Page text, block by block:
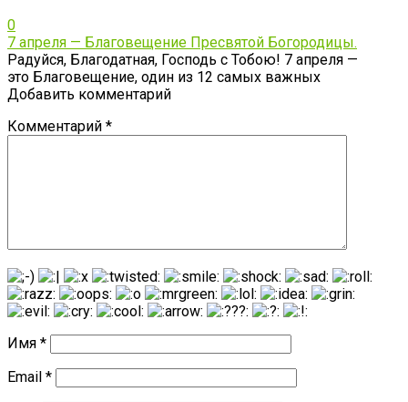
0
7 апреля — Благовещение Пресвятой Богородицы.
Радуйся, Благодатная, Господь с Тобою! 7 апреля —
это Благовещение, один из 12 самых важных
Добавить комментарий
Комментарий *
Имя *
Email *